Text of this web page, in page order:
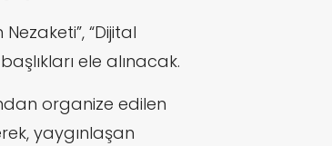
“Dijital
ele alınacak.
organize edilen
yaygınlaşan